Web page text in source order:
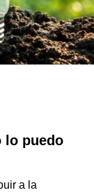
lo puedo
a la